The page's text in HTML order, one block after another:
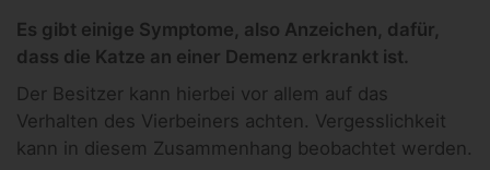
Es gibt einige Symptome, also Anzeichen, dafür,
dass die Katze an einer Demenz erkrankt ist.
Der Besitzer kann hierbei vor allem auf das
Verhalten des Vierbeiners achten. Vergesslichkeit
kann in diesem Zusammenhang beobachtet werden.